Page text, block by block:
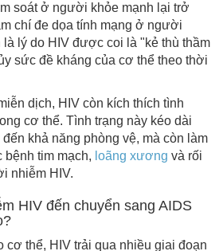
soát ở người khỏe mạnh lại trở
chí đe dọa tính mạng ở người
lý do HIV được coi là "kẻ thù thầm
sức đề kháng của cơ thể theo thời
dịch, HIV còn kích thích tình
cơ thể. Tình trạng này kéo dài
khả năng phòng vệ, mà còn làm
bệnh tim mạch, loãng xương và rối
nhiễm HIV.
HIV đến chuyển sang AIDS
cơ thể, HIV trải qua nhiều giai đoạn